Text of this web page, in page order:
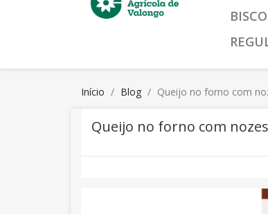
Início Blog Queijo no forno com
Queijo no forno com nozes